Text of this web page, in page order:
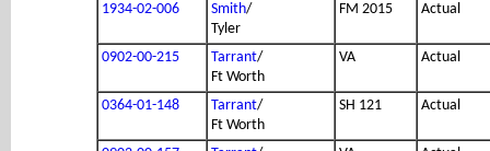
1934-02-006 Smith/
Tyler
FM 2015 Actual
0902-00-215 Tarrant/
Ft Worth
VA Actual
0364-01-148 Tarrant/
Ft Worth
SH 121 Actual